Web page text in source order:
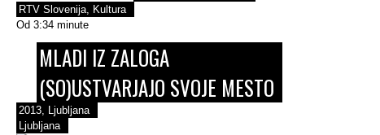
RTV Slovenija, Kultura
Od 3:34 minute
MLADI IZ ZALOGA
(SO)USTVARJAJO SVOJE MESTO
2013, Ljubljana
Ljubljana